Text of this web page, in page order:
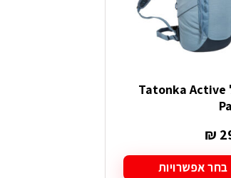
תרמיל Tatonka Active
₪
בחר אפשרויות